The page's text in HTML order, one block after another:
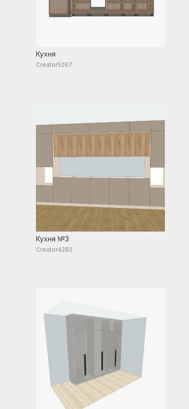
Кухня
Creator5267
Кухня №3
Creator4282